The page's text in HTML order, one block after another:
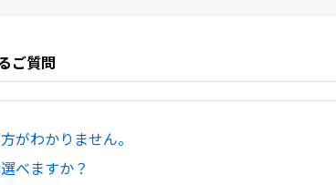
ご質問
がわかりません。
べますか？